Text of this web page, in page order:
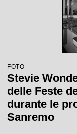
FOTO
Stevie
delle Feste
durante le
Sanremo